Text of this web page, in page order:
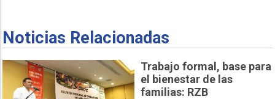
Noticias Relacionadas
Trabajo formal, base para
el bienestar de las
familias: RZB